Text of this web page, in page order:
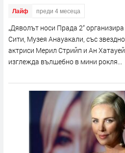
Лайф преди 4 месеца
„Дяволът носи Прада 2“
Сити, Музея Анауакали, със
актриси Мерил Стрийп и Ан
изглежда вълшебно в мини рокля...